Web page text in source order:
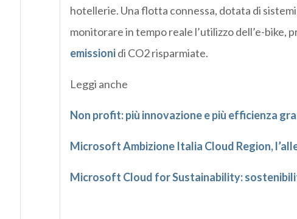
hotellerie. Una flotta connessa, dotata di
monitorare in tempo reale l’utilizzo dell’e-bike,
emissionidi CO2 risparmiate.
Leggi anche
Non profit: più innovazione e più efficienza
Microsoft Ambizione Italia Cloud Region,
Microsoft Cloud for Sustainability: